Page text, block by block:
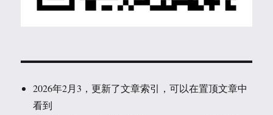
2026年2月3，更新了文章索引，可以在置顶文章中
看到